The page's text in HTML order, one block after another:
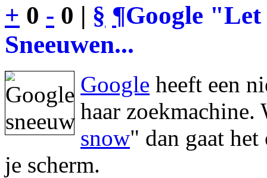
+ 0 - 0 | § ¶Google
Sneeuwen...
Google heeft een
haar zoekmachine.
snow" dan gaat
je scherm.